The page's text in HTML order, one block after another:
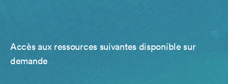
Accès aux ressources suivantes disponible sur
demande